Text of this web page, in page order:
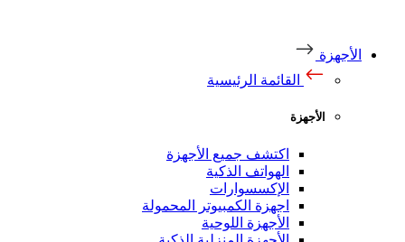
القائمة الرئيسية
اكتشف جميع الأجهزة
الهواتف الذكية
الإكسسوارات
اجهزة الكمبيوتر المحمولة
الأجهزة اللوحية